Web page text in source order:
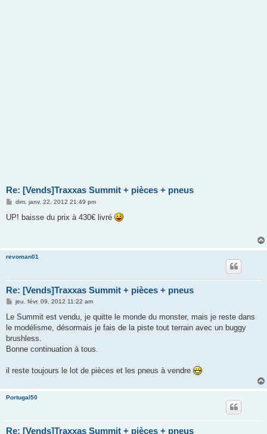
Re: [Vends]Traxxas Summit + pièces + pneus
M
s
dim. janv. 22, 2012 21:49 pm
UP! baisse du prix à 430€ livré
revoman01
Re: [Vends]Traxxas Summit + pièces + pneus
M
s
a
g
jeu. févr. 09, 2012 11:22 am
Le Summit est vendu, je quitte le monde du monster, mais je reste dans
le modélisme, désormais je fais de la piste tout terrain avec un buggy
brushless.
Bonne continuation à tous.
il reste toujours le lot de pièces et les pneus à vendre
Portugal50
Re: [Vends]Traxxas Summit + pièces + pneus